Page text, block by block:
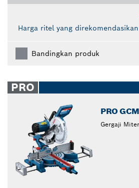
Harga ritel yang
Bandingkan produk
PRO
PRO
Gergaji Miter